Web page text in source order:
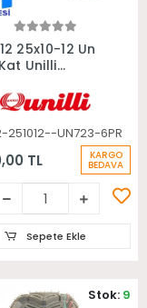
Sepete Ekle
25x10-12 Un
Unilli
251012--UN723-6PR
TL KARGO
BEDAVA
Sepete Ekle
Stok: 9